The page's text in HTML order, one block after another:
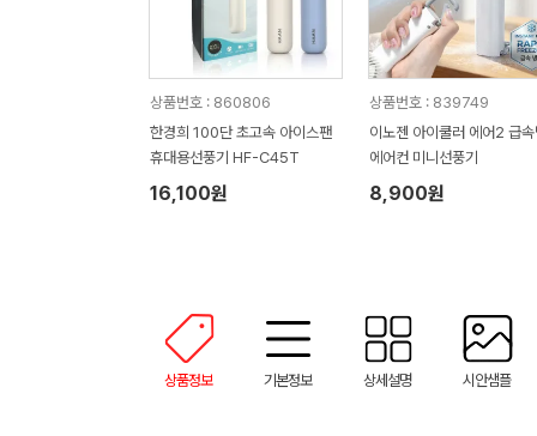
상품번호 : 860806
한경희 100단 초고속 아이스팬
휴대용선풍기 HF-C45T
16,100원
상품번호 : 839749
이노젠 아이쿨러 에어2 급
에어컨 미니선풍기
8,900원
상품정보 기본정보 상세설명 시안샘플